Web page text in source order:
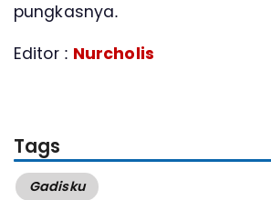
pungkasnya.
Editor : Nurcholis
Tags
Gadisku